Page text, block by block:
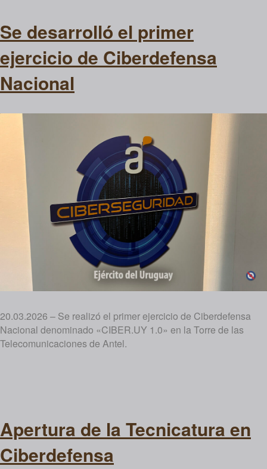
Se desarrolló el primer
ejercicio de Ciberdefensa
Nacional
20.03.2026 – Se realizó el primer ejercicio de Ciberdefensa
Nacional denominado «CIBER.UY 1.0» en la Torre de las
Telecomunicaciones de Antel.
Apertura de la Tecnicatura en
Ciberdefensa